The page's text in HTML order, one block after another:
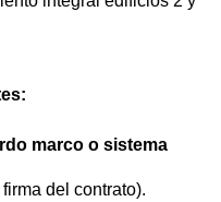
marco o sistema
del contrato).